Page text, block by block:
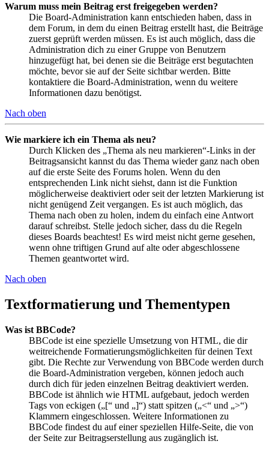
Warum muss mein Beitrag erst freigegeben werden?
Die Board-Administration kann entschieden haben, dass in
dem Forum, in dem du einen Beitrag erstellt hast, die Beiträge
zuerst geprüft werden müssen. Es ist auch möglich, dass die
Administration dich zu einer Gruppe von Benutzern
hinzugefügt hat, bei denen sie die Beiträge erst begutachten
möchte, bevor sie auf der Seite sichtbar werden. Bitte
kontaktiere die Board-Administration, wenn du weitere
Informationen dazu benötigst.
Nach oben
Wie markiere ich ein Thema als neu?
Durch Klicken des „Thema als neu markieren“-Links in der
Beitragsansicht kannst du das Thema wieder ganz nach oben
auf die erste Seite des Forums holen. Wenn du den
entsprechenden Link nicht siehst, dann ist die Funktion
möglicherweise deaktiviert oder seit der letzten Markierung ist
nicht genügend Zeit vergangen. Es ist auch möglich, das
Thema nach oben zu holen, indem du einfach eine Antwort
darauf schreibst. Stelle jedoch sicher, dass du die Regeln
dieses Boards beachtest! Es wird meist nicht gerne gesehen,
wenn ohne triftigen Grund auf alte oder abgeschlossene
Themen geantwortet wird.
Nach oben
Textformatierung und Thementypen
Was ist BBCode?
BBCode ist eine spezielle Umsetzung von HTML, die dir
weitreichende Formatierungsmöglichkeiten für deinen Text
gibt. Die Rechte zur Verwendung von BBCode werden durch
die Board-Administration vergeben, können jedoch auch
durch dich für jeden einzelnen Beitrag deaktiviert werden.
BBCode ist ähnlich wie HTML aufgebaut, jedoch werden
Tags von eckigen („[“ und „]“) statt spitzen („<“ und „>“)
Klammern eingeschlossen. Weitere Informationen zu
BBCode findest du auf einer speziellen Hilfe-Seite, die von
der Seite zur Beitragserstellung aus zugänglich ist.